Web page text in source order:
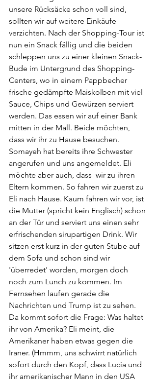
unsere Rücksäcke schon voll sind,
sollten wir auf weitere Einkäufe
verzichten. Nach der Shopping-Tour ist
nun ein Snack fällig und die beiden
schleppen uns zu einer kleinen Snack-
Bude im Untergrund des Shopping-
Centers, wo in einem Pappbecher
frische gedämpfte Maiskolben mit viel
Sauce, Chips und Gewürzen serviert
werden. Das essen wir auf einer Bank
mitten in der Mall. Beide möchten,
dass wir ihr zu Hause besuchen.
Somayeh hat bereits ihre Schwester
angerufen und uns angemeldet. Eli
möchte aber auch, dass  wir zu ihren
Eltern kommen. So fahren wir zuerst zu
Eli nach Hause. Kaum fahren wir vor, ist
die Mutter (spricht kein Englisch) schon
an der Tür und serviert uns einen sehr
erfrischenden sirupartigen Drink. Wir
sitzen erst kurz in der guten Stube auf
dem Sofa und schon sind wir
'überredet' worden, morgen doch
noch zum Lunch zu kommen. Im
Fernsehen laufen gerade die
Nachrichten und Trump ist zu sehen.
Da kommt sofort die Frage: Was haltet
ihr von Amerika? Eli meint, die
Amerikaner haben etwas gegen die
Iraner. (Hmmm, uns schwirrt natürlich
sofort durch den Kopf, dass Lucia und
ihr amerikanischer Mann in den USA